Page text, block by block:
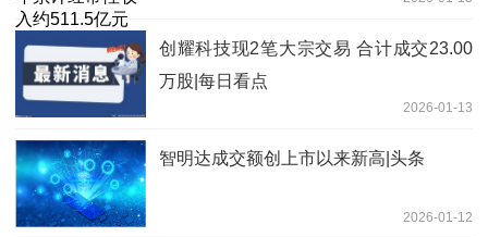
创耀科技现2笔大宗交易 合计成交23.00
万股|每日看点
2026-01-13
智明达成交额创上市以来新高|头条
2026-01-12